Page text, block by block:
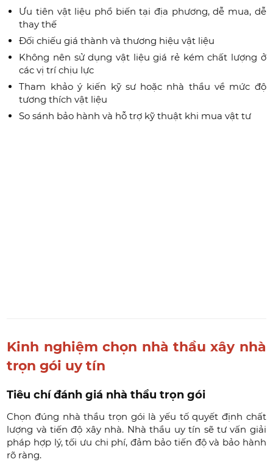
Ưu tiên vật liệu phổ biến tại địa phương, dễ mua, dễ
thay thế
Đối chiếu giá thành và thương hiệu vật liệu
Không nên sử dụng vật liệu giá rẻ kém chất lượng ở
các vị trí chịu lực
Tham khảo ý kiến kỹ sư hoặc nhà thầu về mức độ
tương thích vật liệu
So sánh bảo hành và hỗ trợ kỹ thuật khi mua vật tư
Kinh nghiệm chọn nhà thầu xây nhà
trọn gói uy tín
Tiêu chí đánh giá nhà thầu trọn gói
Chọn đúng nhà thầu trọn gói là yếu tố quyết định chất
lượng và tiến độ xây nhà. Nhà thầu uy tín sẽ tư vấn giải
pháp hợp lý, tối ưu chi phí, đảm bảo tiến độ và bảo hành
rõ ràng.